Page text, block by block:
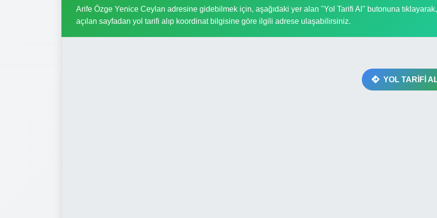
Arife Özge Yenice Ceylan adresine gidebilmek için, aşağıdaki yer alan "Yol Tarifi Al" butonuna tıklayarak,
açılan sayfadan yol tarifi alıp koordinat bilgisine göre ilgili adrese ulaşabilirsiniz.
YOL TARİFİ